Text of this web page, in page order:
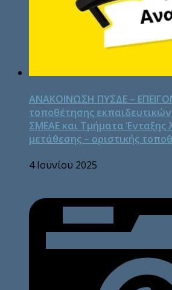
ΑΝΑΚΟΙΝΩΣΗ ΠΥΣΔΕ –
τοποθέτησης
ΣΜΕΑΕ και Τμήματα Ένταξης
μετάθεσης – οριστικής
4 Ιουνίου 2025